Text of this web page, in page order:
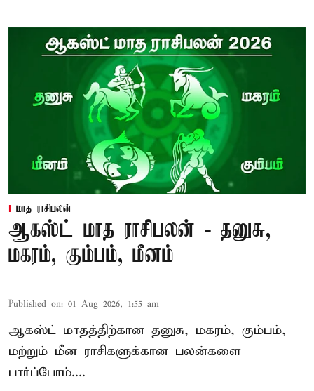
மாத ராசிபலன்
ஆகஸ்ட் மாத ராசிபலன் - தனுசு,
மகரம், கும்பம், மீனம்
Published on: 01 Aug 2026, 1:55 am
ஆகஸ்ட் மாதத்திற்கான தனுசு, மகரம், கும்பம்,
மற்றும் மீன ராசிகளுக்கான பலன்களை
பார்ப்போம்....